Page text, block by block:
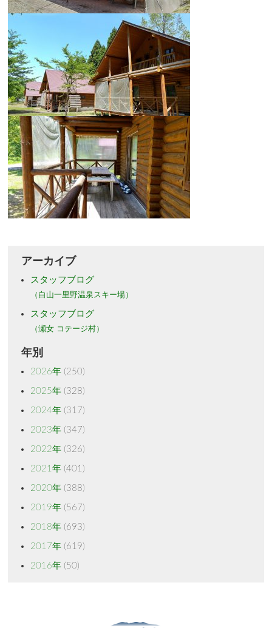
アーカイブ
スタッフブログ
（白山一里野温泉スキー場）
スタッフブログ
（瀬女 コテージ村）
年別
2026年(250)
2025年(328)
2024年(317)
2023年(347)
2022年(326)
2021年(401)
2020年(388)
2019年(567)
2018年(693)
2017年(619)
2016年(50)